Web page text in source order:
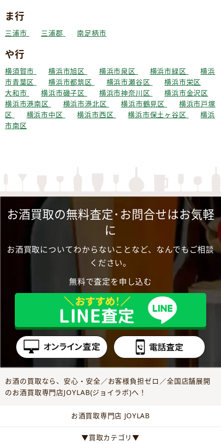
ま行
三浦市 三浦郡 南足柄市
や行
横須賀市 横浜市旭区 横浜市泉区 横浜市緑区
横浜
市青葉区
横浜市都筑区 横浜市瀬谷区
横浜市栄区
大和市
横浜市磯子区 横浜市神奈川区
横浜市金沢区
横浜市港南区
横浜市港北区 横浜市鶴見区
横浜市戸塚
区
横浜市中区 横浜市西区 横浜市保土ヶ谷区
横浜
市南区
お酒買取の無料査定･お問合せはお気軽
に
お酒買取についてわからないことなど、なんでもご相談
ください。
無料で査定を申し込む
お酒の買取なら、安心・安全／お客様負担ゼロ／全国店舗展開
のお酒買取専門店JOYLAB(ジョイラボ)へ！
お酒買取専門店 JOYLAB
▼買取カテゴリ▼